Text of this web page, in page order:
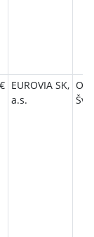
EUROVIA SK,
a.s.